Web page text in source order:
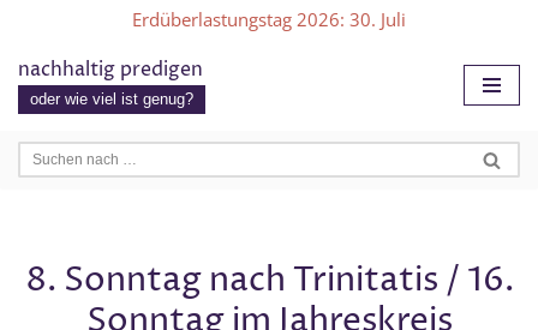
Zum
Inhalt
Erdüberlastungstag 2026: 30. Juli
nachhaltig predigen
oder wie viel ist genug?
8. Sonntag nach Trinitatis / 16.